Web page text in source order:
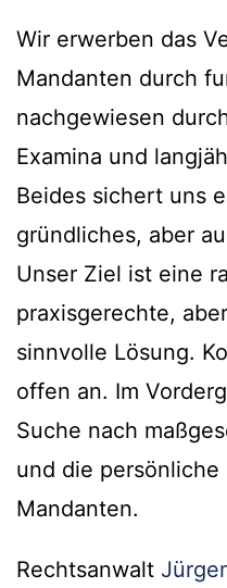
Wir erwerben das
Mandanten durch
nachgewiesen
Examina und
Beides sichert uns
gründliches, aber
Unser Ziel ist eine
praxisgerechte,
sinnvolle Lösung.
offen an. Im
Suche nach
und die
Mandanten.
Rechtsanwalt